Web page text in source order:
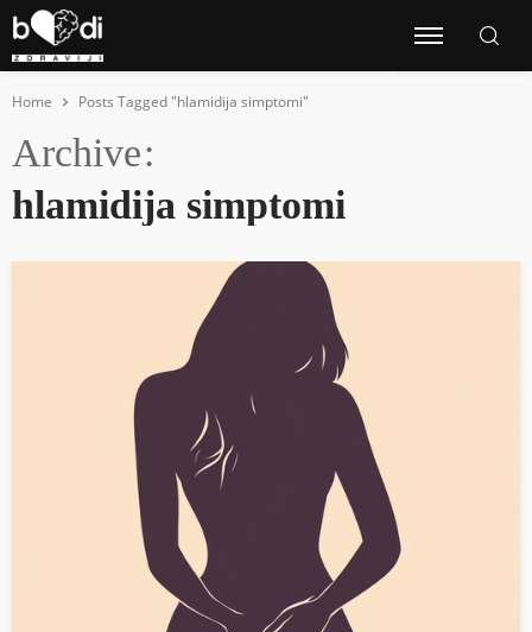
Home Posts Tagged "hlamidija simptomi"
Archive
hlamidija simptomi